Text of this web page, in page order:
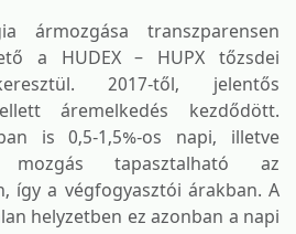
ármozgása transzparensen
a HUDEX – HUPX tőzsdei
2017-től, jelentős
áremelkedés kezdődött.
is 0,5-1,5%-os napi, illetve
tapasztalható az
így a végfogyasztói árakban. A
helyzetben ez azonban a napi